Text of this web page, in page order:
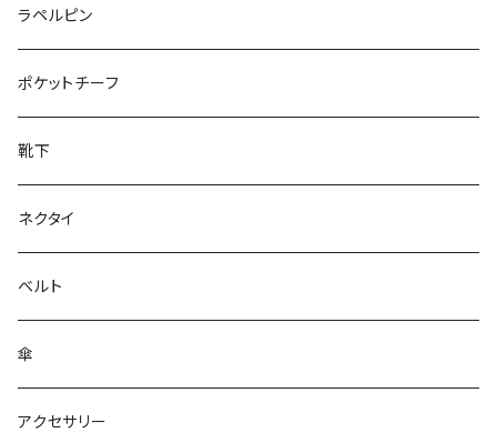
50/XL～
27cm～
28cm～
ラペルピン
ポケットチーフ
靴下
ネクタイ
ベルト
傘
アクセサリー